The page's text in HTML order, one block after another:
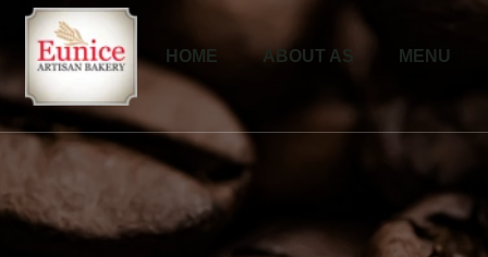
HOME ABOUT AS MENU